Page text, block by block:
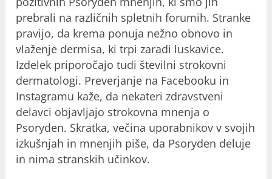
prebrali na različnih spletnih forumih. Stranke
pravijo, da krema ponuja nežno obnovo in
vlaženje dermisa, ki trpi zaradi luskavice.
Izdelek priporočajo tudi številni strokovni
dermatologi. Preverjanje na Facebooku in
Instagramu kaže, da nekateri zdravstveni
delavci objavljajo strokovna mnenja o
Psoryden. Skratka, večina uporabnikov v svojih
izkušnjah in mnenjih piše, da Psoryden deluje
in nima stranskih učinkov.